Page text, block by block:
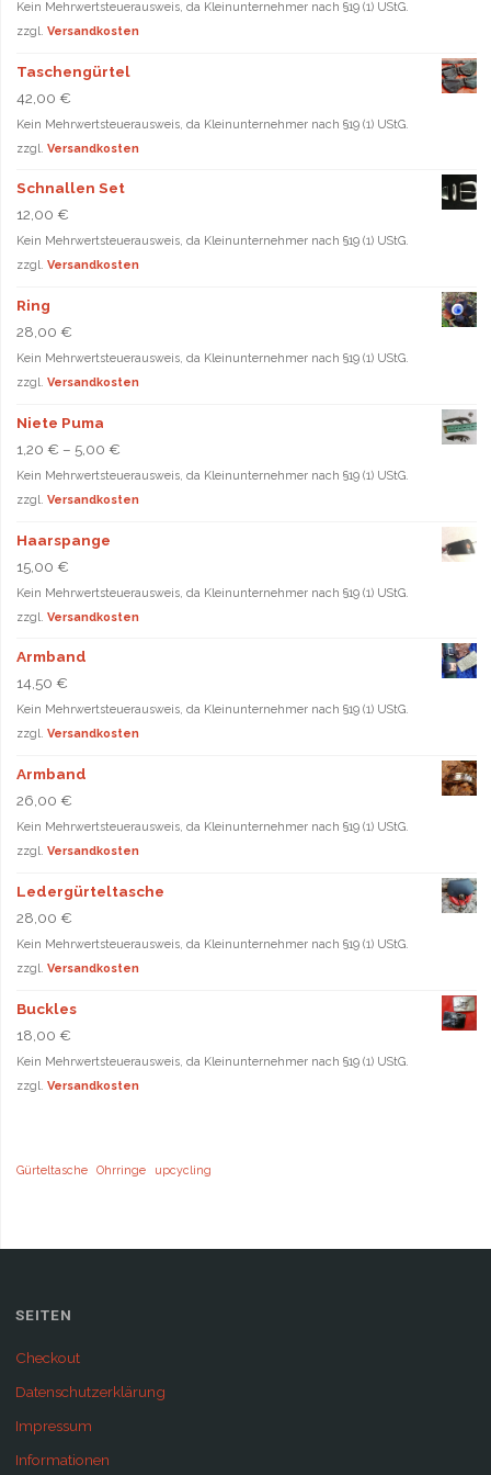
Kein Mehrwertsteuerausweis, da Kleinunternehmer nach §19 (1) UStG.
zzgl. Versandkosten
Taschengürtel
42,00 €
Kein Mehrwertsteuerausweis, da Kleinunternehmer nach §19 (1) UStG.
zzgl. Versandkosten
Schnallen Set
12,00 €
Kein Mehrwertsteuerausweis, da Kleinunternehmer nach §19 (1) UStG.
zzgl. Versandkosten
Ring
28,00 €
Kein Mehrwertsteuerausweis, da Kleinunternehmer nach §19 (1) UStG.
zzgl. Versandkosten
Niete Puma
1,20 € – 5,00 €
Kein Mehrwertsteuerausweis, da Kleinunternehmer nach §19 (1) UStG.
zzgl. Versandkosten
Haarspange
15,00 €
Kein Mehrwertsteuerausweis, da Kleinunternehmer nach §19 (1) UStG.
zzgl. Versandkosten
Armband
14,50 €
Kein Mehrwertsteuerausweis, da Kleinunternehmer nach §19 (1) UStG.
zzgl. Versandkosten
Armband
26,00 €
Kein Mehrwertsteuerausweis, da Kleinunternehmer nach §19 (1) UStG.
zzgl. Versandkosten
Ledergürteltasche
28,00 €
Kein Mehrwertsteuerausweis, da Kleinunternehmer nach §19 (1) UStG.
zzgl. Versandkosten
Buckles
18,00 €
Kein Mehrwertsteuerausweis, da Kleinunternehmer nach §19 (1) UStG.
zzgl. Versandkosten
Gürteltasche Ohrringe upcycling
SEITEN
Checkout
Datenschutzerklärung
Impressum
Informationen